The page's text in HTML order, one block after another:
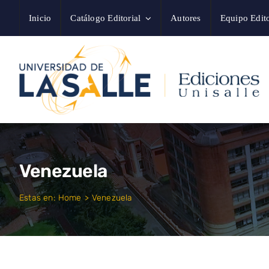
contenido
Inicio Catálogo Editorial Autores Equipo
Venezuela
Estas en: Home Venezuela